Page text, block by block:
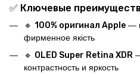
✅ Ключевые
🔹 100% оригинал Apple —
фирменное якість
🔹 OLED Super Retina XDR
контрастность и яркость